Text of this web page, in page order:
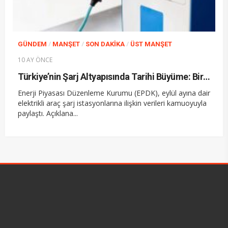
GÜNDEM / MANŞET / SON DAKIKA / ÜST MANŞET
10 AY ÖNCE
Türkiye’nin Şarj Altyapısında Tarihi Büyüme: Bir Yılda Üç Kat Artış
Enerji Piyasası Düzenleme Kurumu (EPDK), eylül ayına dair
elektrikli araç şarj istasyonlarına ilişkin verileri kamuoyuyla
paylaştı. Açıklana...